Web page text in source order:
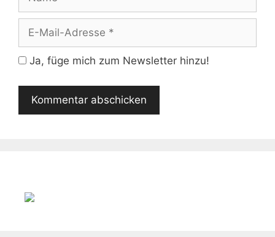
Mail-
Adresse
Ja, füge mich zum Newsletter hinzu!